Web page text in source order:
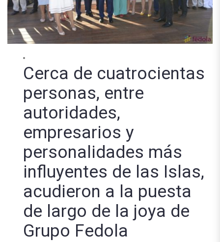
Cerca de cuatrocientas
personas, entre
autoridades,
empresarios y
personalidades más
influyentes de las Islas,
acudieron a la puesta
de largo de la joya de
Grupo Fedola